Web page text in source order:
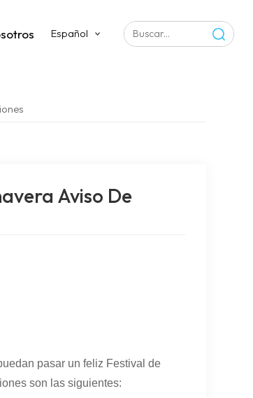
Español
Aviso De
pasar un feliz Festival de
son las siguientes: